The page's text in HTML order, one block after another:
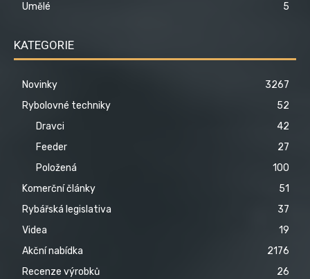
Umělé
5
KATEGORIE
Novinky
3267
Rybolovné techniky
52
Dravci
42
Feeder
27
Položená
100
Komerční články
51
Rybářská legislativa
37
Videa
19
Akční nabídka
2176
Recenze výrobků
26